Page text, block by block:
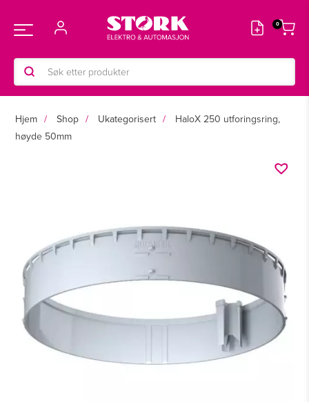
rett
innholdet
Main
Menu
Products
search
Hjem Shop Ukategorisert
HaloX 250 utforingsring,
høyde 50mm